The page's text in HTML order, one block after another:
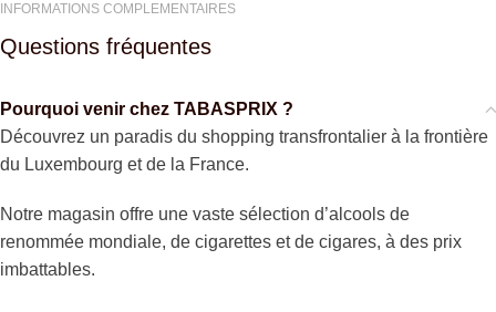
INFORMATIONS COMPLEMENTAIRES
Questions fréquentes
Pourquoi venir chez TABASPRIX ?
Découvrez un paradis du shopping transfrontalier à la frontière
du Luxembourg et de la France.
Notre magasin offre une vaste sélection d’alcools de
renommée mondiale, de cigarettes et de cigares, à des prix
imbattables.